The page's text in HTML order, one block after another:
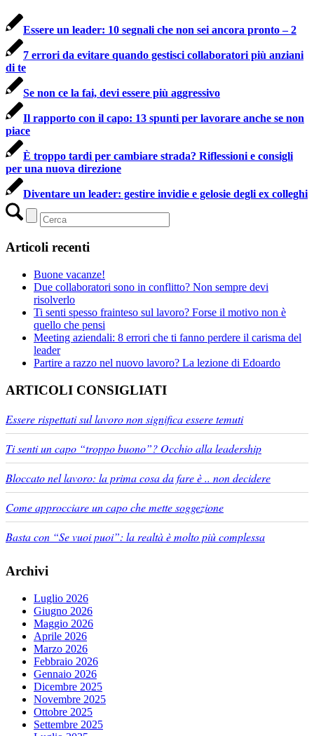
Essere un leader: 10 segnali che non sei ancora pronto – 2
7 errori da evitare quando gestisci collaboratori più anziani
di te
Se non ce la fai, devi essere più aggressivo
Il rapporto con il capo: 13 spunti per lavorare anche se non
piace
È troppo tardi per cambiare strada? Riflessioni e consigli
per una nuova direzione
Diventare un leader: gestire invidie e gelosie degli ex colleghi
Articoli recenti
Buone vacanze!
Due collaboratori sono in conflitto? Non sempre devi
risolverlo
Ti senti spesso frainteso sul lavoro? Forse il motivo non è
quello che pensi
Meeting aziendali: 8 errori che ti fanno perdere il carisma del
leader
Partire a razzo nel nuovo lavoro? La lezione di Edoardo
ARTICOLI CONSIGLIATI
Essere rispettati sul lavoro non significa essere temuti
Ti senti un capo “troppo buono”? Occhio alla leadership
Bloccato nel lavoro: la prima cosa da fare è .. non decidere
Come approcciare un capo che mette soggezione
Basta con “Se vuoi puoi”: la realtà è molto più complessa
Archivi
Luglio 2026
Giugno 2026
Maggio 2026
Aprile 2026
Marzo 2026
Febbraio 2026
Gennaio 2026
Dicembre 2025
Novembre 2025
Ottobre 2025
Settembre 2025